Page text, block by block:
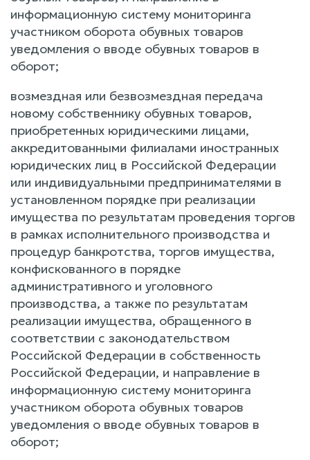
информационную систему мониторинга
участником оборота обувных товаров
уведомления о вводе обувных товаров в
оборот;
возмездная или безвозмездная передача
новому собственнику обувных товаров,
приобретенных юридическими лицами,
аккредитованными филиалами иностранных
юридических лиц в Российской Федерации
или индивидуальными предпринимателями в
установленном порядке при реализации
имущества по результатам проведения торгов
в рамках исполнительного производства и
процедур банкротства, торгов имущества,
конфискованного в порядке
административного и уголовного
производства, а также по результатам
реализации имущества, обращенного в
соответствии с законодательством
Российской Федерации в собственность
Российской Федерации, и направление в
информационную систему мониторинга
участником оборота обувных товаров
уведомления о вводе обувных товаров в
оборот;